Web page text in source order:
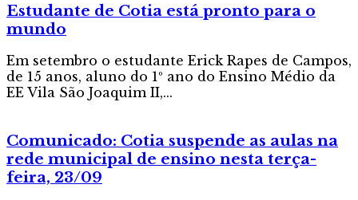
Estudante de Cotia está pronto para o
mundo
Em setembro o estudante Erick Rapes de Campos,
de 15 anos, aluno do 1º ano do Ensino Médio da
EE Vila São Joaquim II,...
Comunicado: Cotia suspende as aulas na
rede municipal de ensino nesta terça-
feira, 23/09